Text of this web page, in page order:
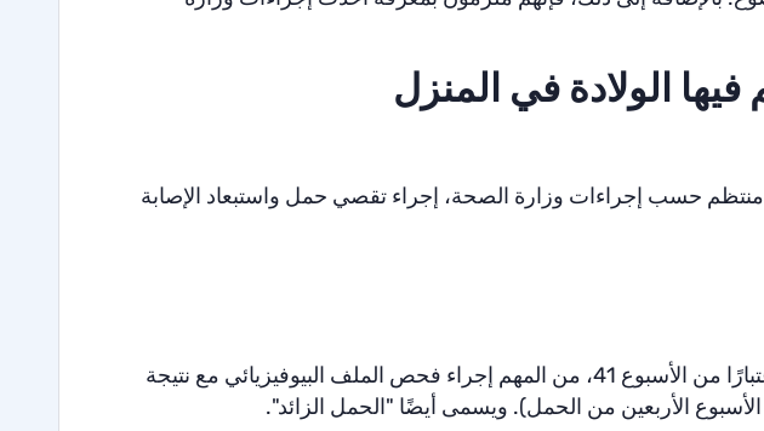
الولادة في المنزل
حسب إجراءات وزارة الصحة، إجراء تقصي حمل واستبعاد الإصابة
تحدث بين الأسابيع 37 و42 من الحمل. اعتبارًا من الأسبوع 41، من المهم إجراء فحص الملف البيوفيزيائي مع نتيجة
الأربعين من الحمل). ويسمى أيضًا "الحمل الزائد".